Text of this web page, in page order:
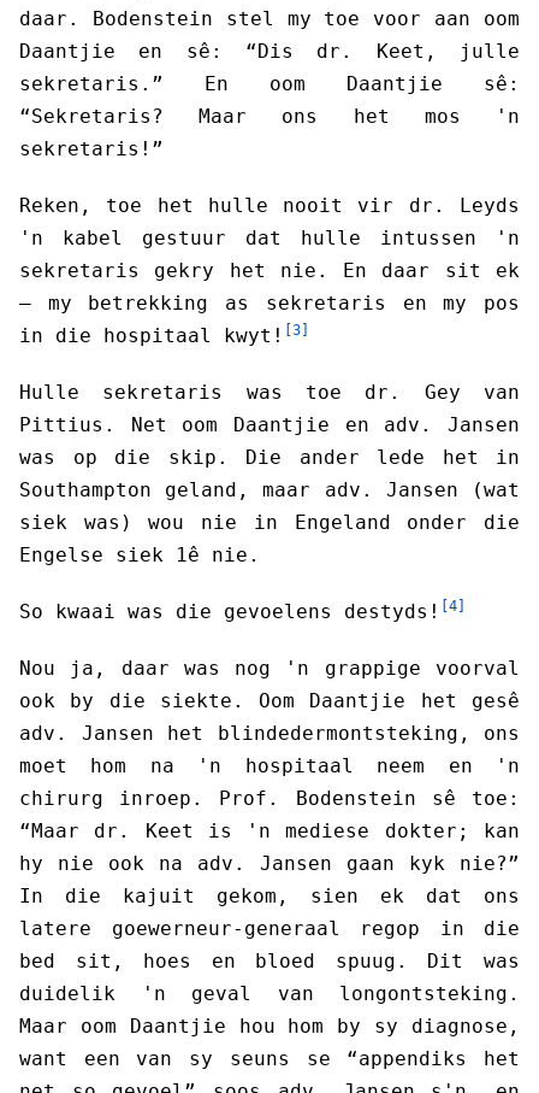
daar. Bodenstein stel my toe voor aan oom
Daantjie en sê: “Dis dr. Keet, julle
sekretaris.” En oom Daantjie sê:
“Sekretaris? Maar ons het mos 'n
sekretaris!”
Reken, toe het hulle nooit vir dr. Leyds
'n kabel gestuur dat hulle intussen 'n
sekretaris gekry het nie. En daar sit ek
— my betrekking as sekretaris en my pos
in die hospitaal kwyt!
[3]
Hulle sekretaris was toe dr. Gey van
Pittius. Net oom Daantjie en adv. Jansen
was op die skip. Die ander lede het in
Southampton geland, maar adv. Jansen (wat
siek was) wou nie in Engeland onder die
Engelse siek 1ê nie.
So kwaai was die gevoelens destyds! [4]
Nou ja, daar was nog 'n grappige voorval
ook by die siekte. Oom Daantjie het gesê
adv. Jansen het blindedermontsteking, ons
moet hom na 'n hospitaal neem en 'n
chirurg inroep. Prof. Bodenstein sê toe:
“Maar dr. Keet is 'n mediese dokter; kan
hy nie ook na adv. Jansen gaan kyk nie?”
In die kajuit gekom, sien ek dat ons
latere goewerneur-generaal regop in die
bed sit, hoes en bloed spuug. Dit was
duidelik 'n geval van longontsteking.
Maar oom Daantjie hou hom by sy diagnose,
want een van sy seuns se “appendiks het